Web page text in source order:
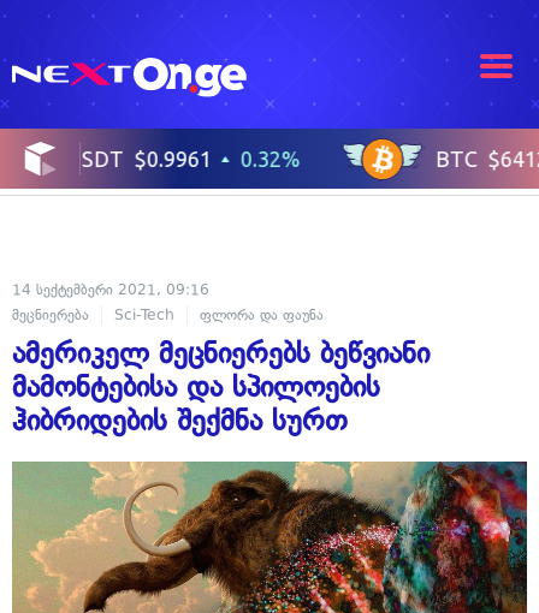
14 სექტემბერი 2021, 09:16
მეცნიერება
Sci-Tech ფლორა და ფაუნა
ამერიკელ მეცნიერებს ბეწვიანი
მამონტებისა და სპილოების
ჰიბრიდების შექმნა სურთ